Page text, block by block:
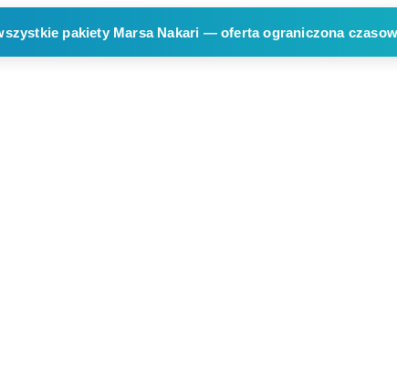
pakiety Marsa Nakari — oferta ograniczona